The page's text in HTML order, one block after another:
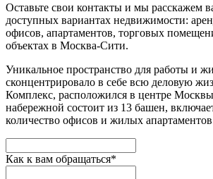
Оставьте свои контакты и мы расскажем
доступных вариантах недвижимости:
офисов, апартаментов, торговых
объектах в Москва-Сити.
Уникальное пространство для работы и
сконцентрировало в себе всю деловую
Комплекс, расположился в центре
набережной состоит из 13 башен,
количество офисов и жилых
Как к вам обращаться*